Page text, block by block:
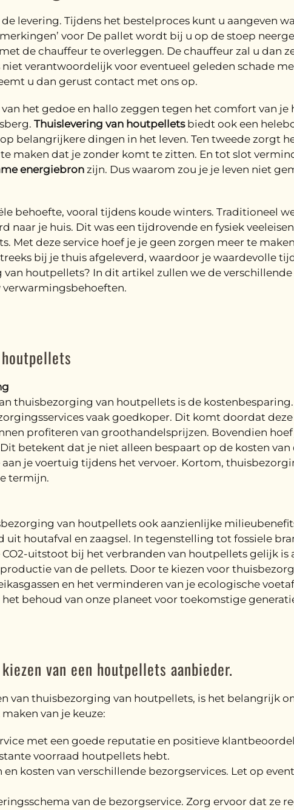
levering. Tijdens het bestelproces kunt u aangeven
voor De pallet wordt bij u op de stoep
de chauffeur te overleggen. De chauffeur zal u dan
verantwoordelijk voor eventueel geleden schade
u dan gerust contact met ons op.
het gedoe en hallo zeggen tegen het comfort van
Thuislevering van houtpelletsbiedt ook een
belangrijkere dingen in het leven. Ten tweede zorgt
maken dat je zonder komt te zitten. En tot slot
energiebron zijn. Dus waarom zou je je leven niet
behoefte, vooral tijdens koude winters. Traditioneel
naar je huis. Dit was een tijdrovende en fysiek
Met deze service hoef je je geen zorgen meer te
bij je thuis afgeleverd, waardoor je waardevolle
houtpellets? In dit artikel zullen we de
verwarmingsbehoeften.
thuisbezorging van houtpellets is de
vaak goedkoper. Dit komt doordat
profiteren van groothandelsprijzen. Bovendien
betekent dat je niet alleen bespaart op de kosten
je voertuig tijdens het vervoer. Kortom,
termijn.
van houtpellets ook aanzienlijke
houtafval en zaagsel. In tegenstelling tot fossiele
uitstoot bij het verbranden van houtpellets gelijk is
van de pellets. Door te kiezen voor
en het verminderen van je ecologische
behoud van onze planeet voor toekomstige
van een houtpellets aanbieder.
van thuisbezorging van houtpellets, is het belangrijk
van je keuze:
met een goede reputatie en positieve
voorraad houtpellets hebt.
en kosten van verschillende bezorgservices. Let op
van de bezorgservice. Zorg ervoor dat ze